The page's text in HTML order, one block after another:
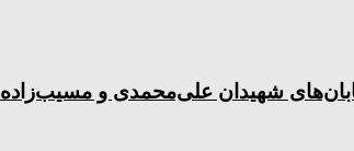
شهیدان علی‌محمدی و مسیب‌زاده